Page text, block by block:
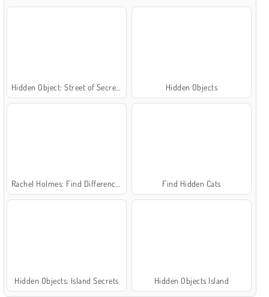
Hidden Objects
Find Hidden Cats
Hidden Objects: Island Secrets Hidden Objects Island